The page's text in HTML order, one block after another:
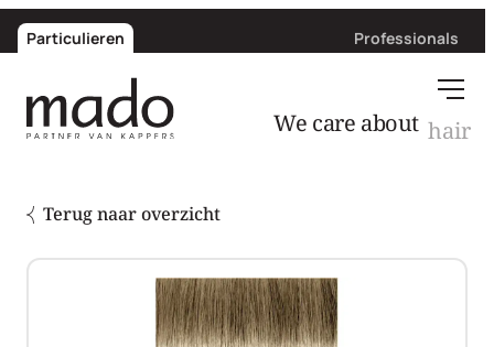
Particulieren Professionals
We care about hair
Terug naar overzicht